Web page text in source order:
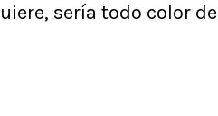
sería todo color de